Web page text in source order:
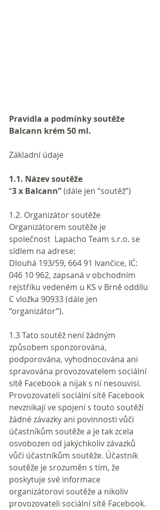
Pravidla a podmínky soutěže
Balcann krém 50 ml.
Základní údaje
1.1. Název soutěže
“3 x Balcann” (dále jen “soutěž”)
1.2. Organizátor soutěže
Organizátorem soutěže je
společnost  Lapacho Team s.r.o. se
sídlem na adrese:
Dlouhá 193/59, 664 91 Ivančice, IĆ:
046 10 962, zapsaná v obchodním
rejstříku vedeném u KS v Brně oddílu
C vložka 90933 (dále jen
“organizátor”).
1.3 Tato soutěž není žádným
způsobem sponzorována,
podporována, vyhodnocována ani
spravována provozovatelem sociální
sítě Facebook a nijak s ní nesouvisí.
Provozovateli sociální sítě Facebook
nevznikají ve spojení s touto soutěží
žádné závazky ani povinnosti vůči
účastníkům soutěže a je tak zcela
osvobozen od jakýchkoliv závazků
vůči účastníkům soutěže. Účastník
soutěže je srozuměn s tím, že
poskytuje své informace
organizátorovi soutěže a nikoliv
provozovateli sociální sítě Facebook.